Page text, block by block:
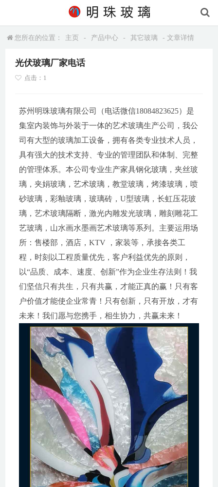
您所在的位置： 主页 - 产品中心 - 其它玻璃 - 文章详情
光伏玻璃厂家电话
点击：1
苏州明珠玻璃有限公司（电话微信18084823625）是
集室内装饰与外装于一体的艺术玻璃生产公司，我公
司有大型的玻璃加工设备，拥有各类专业技术人员，
具有强大的技术支持、专业的管理团队和体制、完整
的管理体系。本公司专业生产家具钢化玻璃，夹丝玻
璃，夹娟玻璃，艺术玻璃，教堂玻璃，烤漆玻璃，喷
砂玻璃，彩釉玻璃，玻璃砖，U型玻璃，长虹压花玻
璃，艺术玻璃隔断，激光内雕发光玻璃，雕刻雕花工
艺玻璃，山水画水墨画艺术玻璃等系列。主要运用场
所：售楼部，酒店，KTV ，家装等，承接各类工
程，时刻以工程质量优先，客户利益优先的原则，
以“品质、成本、速度、创新”作为企业生存法则！我
们坚信只有共生，只有共赢，才能正真的赢！只有客
户价值才能使企业常青！只有创新，只有开放，才有
未来！我们愿与您携手，相生协力，共赢未来！